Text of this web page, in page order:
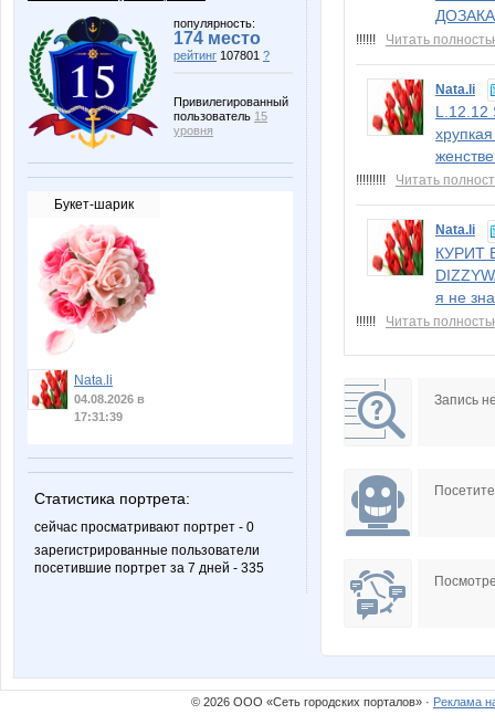
популярность:
174 место
рейтинг 107801 ?
Привилегированный
пользователь 15
уровня
Букет-шарик
Nata.li
04.08.2026 в
17:31:39
Статистика портрета:
сейчас просматривают портрет - 0
зарегистрированные пользователи
посетившие портрет за 7 дней - 335
!!!!!! Читать
Nata.li
L.12.12
!!!!!!!!! Читать
Nata.li
КУРИТ
я не
!!!!!! Читать
Запись
© 2026 ООО «Сеть городских порталов» · Реклама